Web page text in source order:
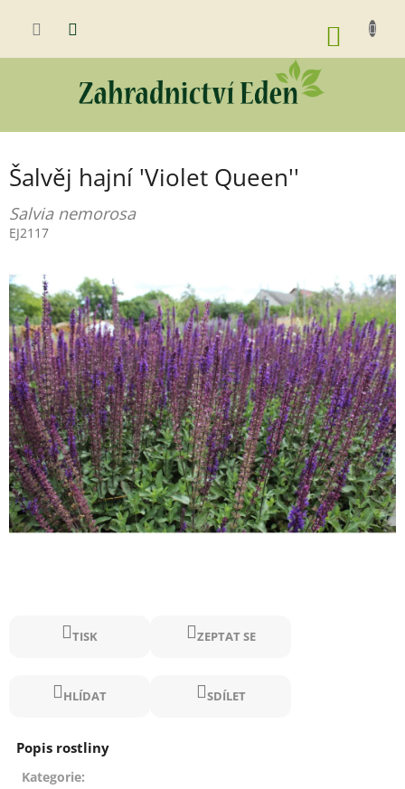
KOŠÍK
Šalvěj hajní 'Violet Queen''
Salvia nemorosa
EJ2117
TISK ZEPTAT SE
HLÍDAT SDÍLET
Kategorie: